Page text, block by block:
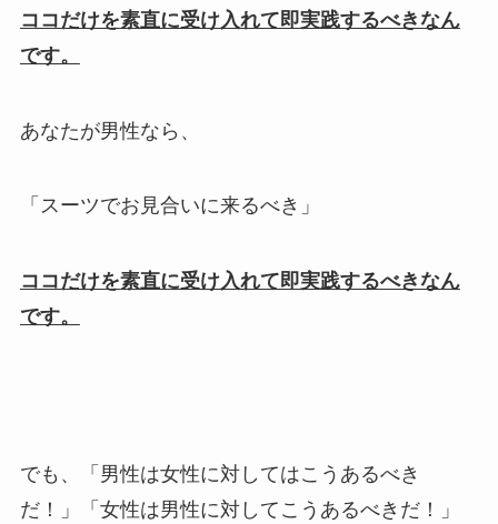
ココだけを素直に受け入れて即実践するべきなん
です。
あなたが男性なら、
「スーツでお見合いに来るべき」
ココだけを素直に受け入れて即実践するべきなん
です。
でも、「男性は女性に対してはこうあるべき
だ！」「女性は男性に対してこうあるべきだ！」